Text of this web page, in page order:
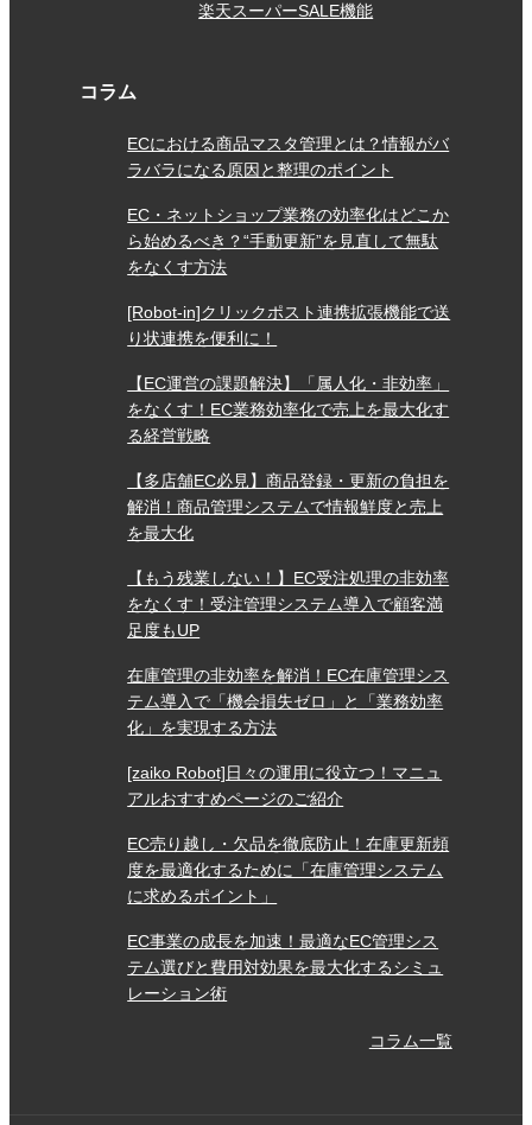
楽天スーパーSALE機能
コラム
ECにおける商品マスタ管理とは？情報がバ
ラバラになる原因と整理のポイント
EC・ネットショップ業務の効率化はどこか
ら始めるべき？“手動更新”を見直して無駄
をなくす方法
[Robot-in]クリックポスト連携拡張機能で送
り状連携を便利に！
【EC運営の課題解決】「属人化・非効率」
をなくす！EC業務効率化で売上を最大化す
る経営戦略
【多店舗EC必見】商品登録・更新の負担を
解消！商品管理システムで情報鮮度と売上
を最大化
【もう残業しない！】EC受注処理の非効率
をなくす！受注管理システム導入で顧客満
足度もUP
在庫管理の非効率を解消！EC在庫管理シス
テム導入で「機会損失ゼロ」と「業務効率
化」を実現する方法
[zaiko Robot]日々の運用に役立つ！マニュ
アルおすすめページのご紹介
EC売り越し・欠品を徹底防止！在庫更新頻
度を最適化するために「在庫管理システム
に求めるポイント」
EC事業の成長を加速！最適なEC管理シス
テム選びと費用対効果を最大化するシミュ
レーション術
コラム一覧